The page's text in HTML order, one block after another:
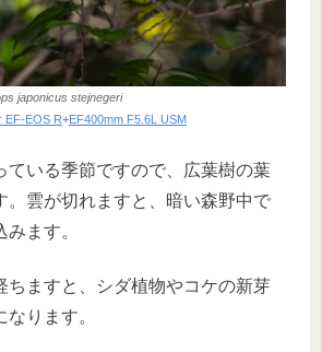
japonicus stejnegeri
EF-EOS R+EF400mm F5.6L USM
ている季節ですので、広葉樹の葉
。雲が切れますと、暗い森野中で
ます。
ちますと、シダ植物やコケの新芽
ります。